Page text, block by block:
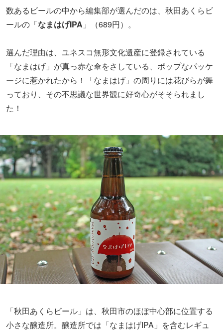
数あるビールの中から編集部が選んだのは、秋田あくらビ
ールの「なまはげIPA 」（689円）。
選んだ理由は、ユネスコ無形文化遺産に登録されている
「なまはげ」が真っ赤な傘をさしている、ポップなパッケ
ージに惹かれたから！「なまはげ」の周りには花びらが舞
っており、その不思議な世界観に好奇心がそそられまし
た！
「秋田あくらビール」は、秋田市のほぼ中心部に位置する
小さな醸造所。醸造所では「なまはげIPA」を含むレギュ